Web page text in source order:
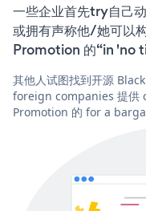
一些企业首先try自己
或拥有声称他/她可以
Promotion 的“in 'no
其他人试图找到开源
foreign companies 提供
Promotion 的 for a